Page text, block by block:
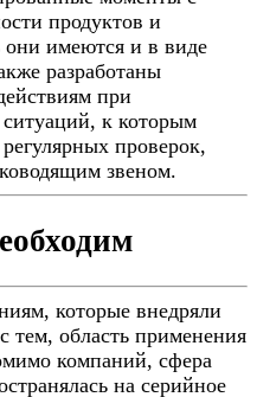
продуктов и
они имеются и в виде
разработаны
при
к которым
проверок,
звеном.
которые внедряли
тем, область применения
компаний, сфера
на серийное